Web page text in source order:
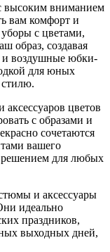
высоким вниманием
вам комфорт и
с цветами,
образ, создавая
и воздушные юбки-
для юных
стилю.
цветов
с образами и
сочетаются
вашего
решением для любых
и аксессуары
идеально
праздников,
выходных дней,